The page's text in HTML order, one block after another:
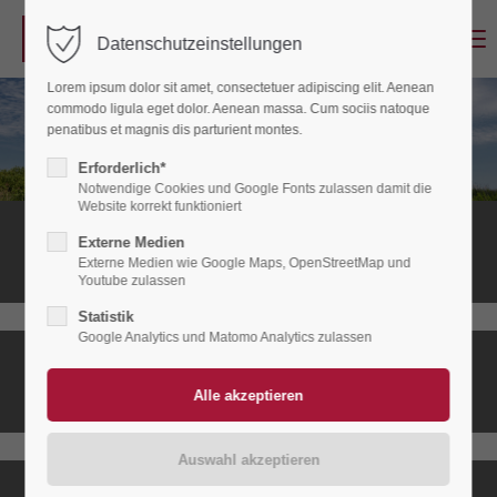
Login
Benutzername
Passwort
Anmelden
Register|Lost your password?
Support
Lorem ipsum dolor sit amet:
Stationäres
Hospiz
Ambulanter
Datenschutzeinstellungen
Lorem ipsum dolor sit amet, consectetuer adipiscing elit. Aenean
commodo ligula eget dolor. Aenean massa. Cum sociis natoque
penatibus et magnis dis parturient montes.
Erforderlich*
Notwendige Cookies und Google Fonts zulassen damit die
Website korrekt funktioniert
Externe Medien
Externe Medien wie Google Maps, OpenStreetMap und
Youtube zulassen
Statistik
Google Analytics und Matomo Analytics zulassen